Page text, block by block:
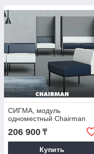
СИГМА, модуль
одноместный Chairman
206 900 ₸
Купить